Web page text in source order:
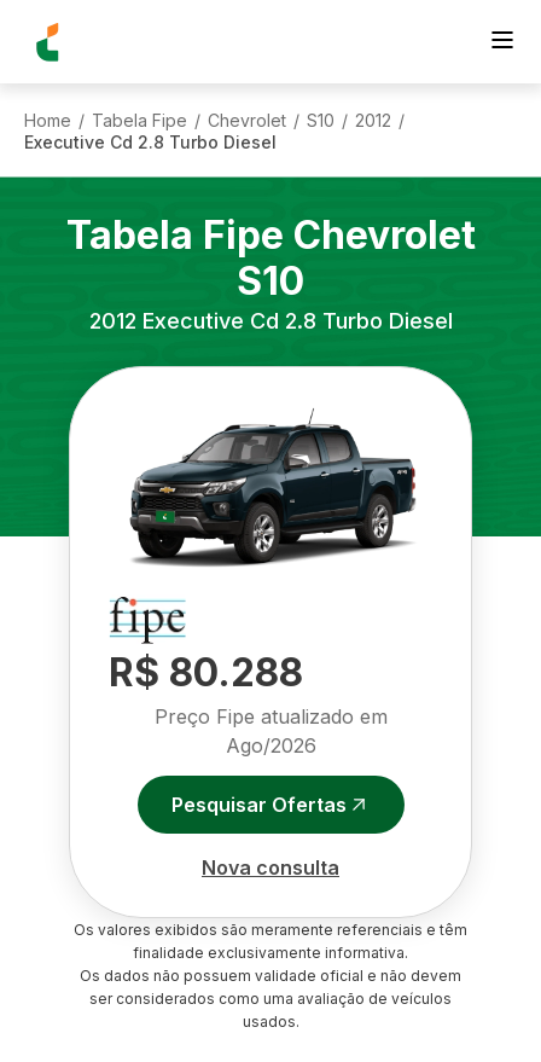
Home / Tabela Fipe / Chevrolet / S10 / 2012 /
Executive Cd 2.8 Turbo Diesel
Tabela Fipe Chevrolet
S10
2012 Executive Cd 2.8 Turbo Diesel
R$ 80.288
Preço Fipe atualizado em
Ago/2026
Pesquisar Ofertas
Nova consulta
Os valores exibidos são meramente referenciais e têm
finalidade exclusivamente informativa.
Os dados não possuem validade oficial e não devem
ser considerados como uma avaliação de veículos
usados.